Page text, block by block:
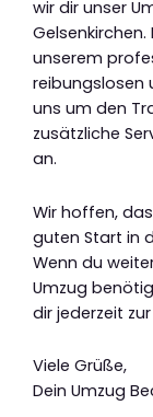
wir dir unser
unserem
reibungslosen
uns um den
zusätzliche
an.
Wir hoffen,
guten Start in
Wenn du
Umzug
dir jederzeit
Viele Grüße,
Dein Umzug